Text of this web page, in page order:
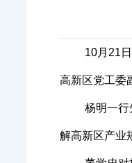
10月21
高新区党工
杨明一行
解高新区产业